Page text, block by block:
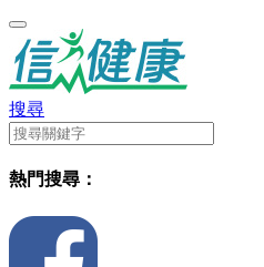
搜尋
熱門搜尋：